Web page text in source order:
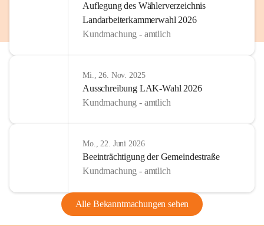
Auflegung des Wählerverzeichnis
Landarbeiterkammerwahl 2026
Kundmachung - amtlich
Mi., 26. Nov. 2025
Ausschreibung LAK-Wahl 2026
Kundmachung - amtlich
Mo., 22. Juni 2026
Beeinträchtigung der Gemeindestraße
Kundmachung - amtlich
Alle Bekanntmachungen sehen